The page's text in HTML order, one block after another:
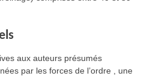
aux auteurs présumés
par les forces de l’ordre , une